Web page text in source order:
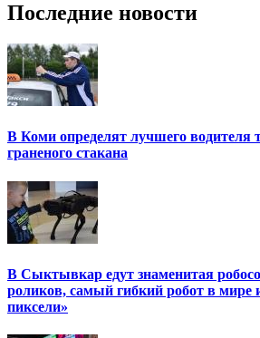
Последние новости
В Коми определят лучшего водителя
граненого стакана
В Сыктывкар едут знаменитая
роликов, самый гибкий робот в мире
пиксели»